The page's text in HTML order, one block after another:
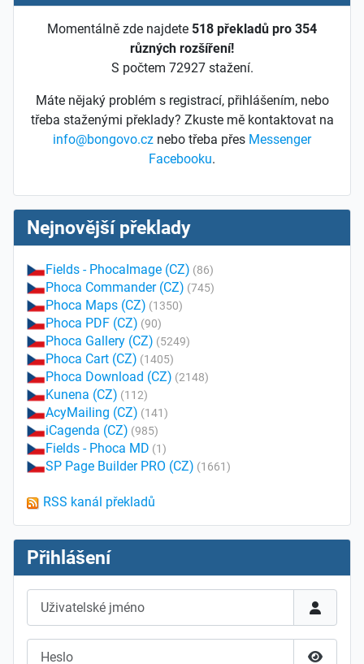
Momentálně zde najdete 518 překladů pro 354
různých rozšíření!
S počtem 72927 stažení.
Máte nějaký problém s registrací, přihlášením, nebo
třeba staženými překlady? Zkuste mě kontaktovat na
info@bongovo.cz nebo třeba přes Messenger
Facebooku.
Nejnovější překlady
Fields - PhocaImage (CZ) (86)
Phoca Commander (CZ) (745)
Phoca Maps (CZ) (1350)
Phoca PDF (CZ) (90)
Phoca Gallery (CZ) (5249)
Phoca Cart (CZ) (1405)
Phoca Download (CZ) (2148)
Kunena (CZ) (112)
AcyMailing (CZ) (141)
iCagenda (CZ) (985)
Fields - Phoca MD (1)
SP Page Builder PRO (CZ) (1661)
RSS kanál překladů
Přihlášení